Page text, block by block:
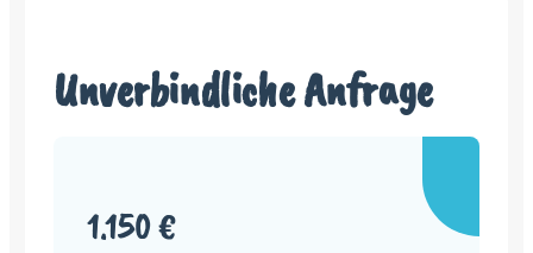
Unverbindliche Anfrage
1.150 €